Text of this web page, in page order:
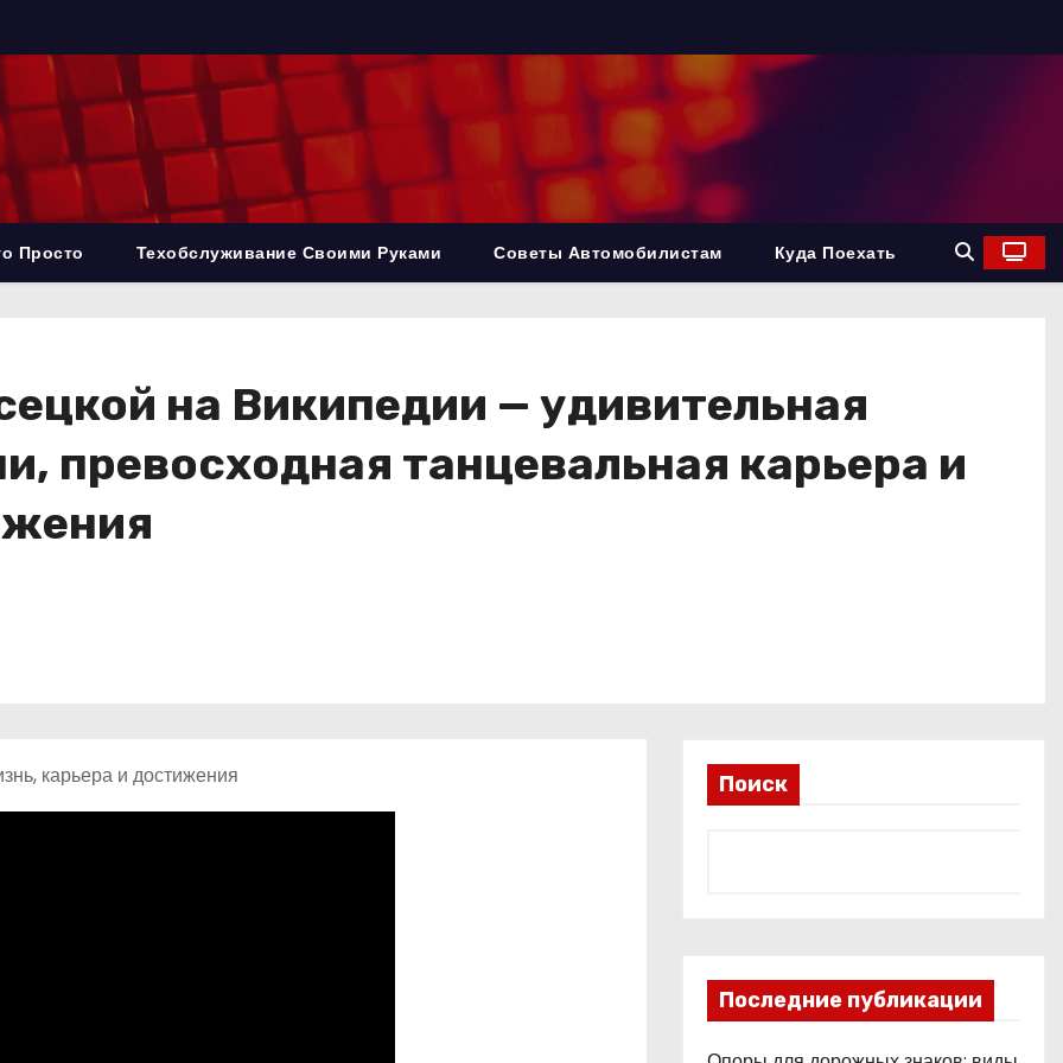
Просто Техобслуживание Своими Руками Советы Автомобилистам Куда Поехать
на Википедии — удивительная
превосходная танцевальная карьера и
Поиск
Последние публикации